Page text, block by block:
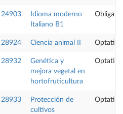
24903
Idioma moderno
Italiano B1
28924 Ciencia animal II Optativa
28932
Genética y
mejora vegetal en
hortofruticultura
Optativa
28933
Protección de
cultivos
Optativa